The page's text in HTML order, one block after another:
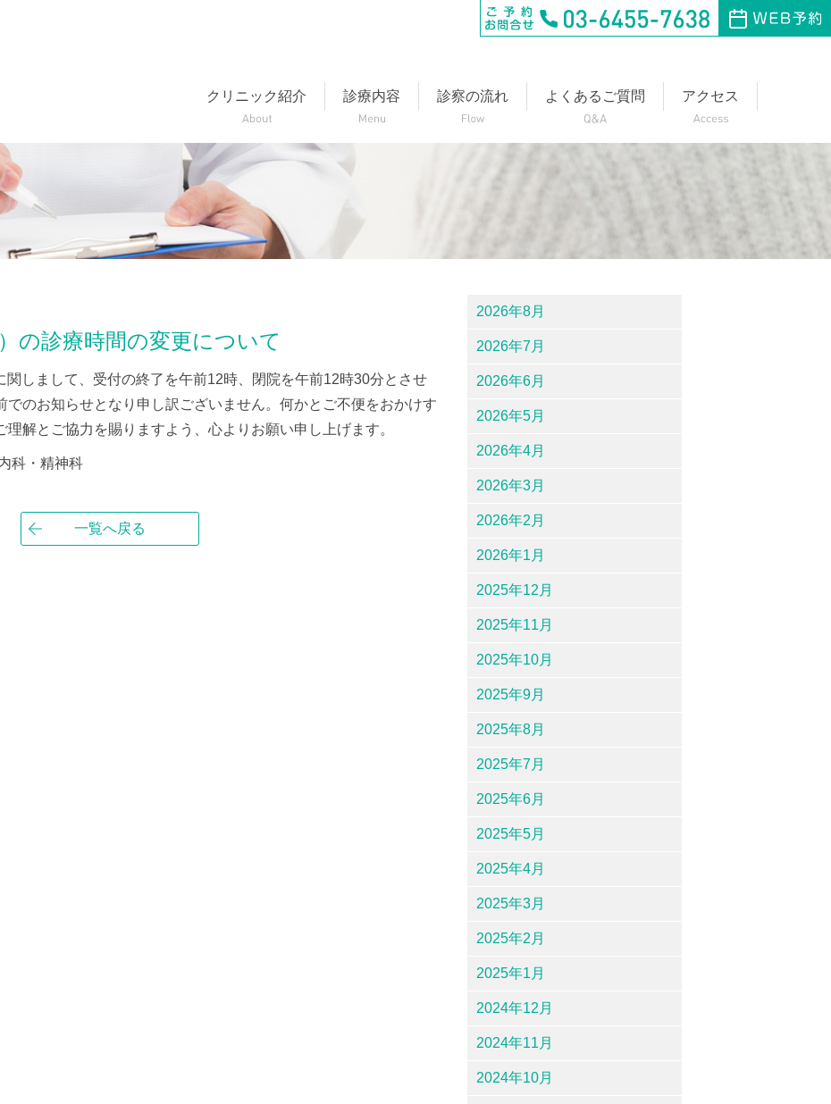
クリニック紹介 診療内容 診察の流れ よくあるご質問 アクセス
の診療時間の変更について
しまして、受付の終了を午前12時、閉院を午前12時30分とさせ
でのお知らせとなり申し訳ございません。何かとご不便をおかけす
解とご協力を賜りますよう、心よりお願い申し上げます。
科・精神科
一覧へ戻る
2026年8月
2026年7月
2026年6月
2026年5月
2026年4月
2026年3月
2026年2月
2026年1月
2025年12月
2025年11月
2025年10月
2025年9月
2025年8月
2025年7月
2025年6月
2025年5月
2025年4月
2025年3月
2025年2月
2025年1月
2024年12月
2024年11月
2024年10月